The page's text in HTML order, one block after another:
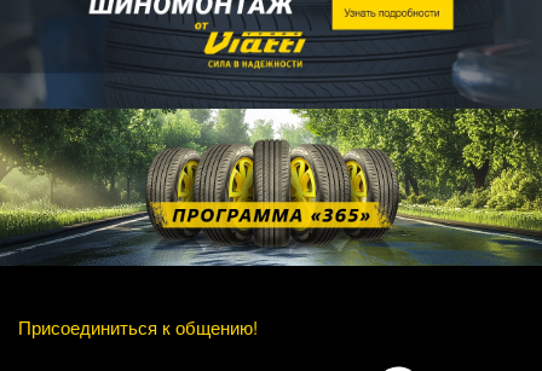
Присоединиться к общению!